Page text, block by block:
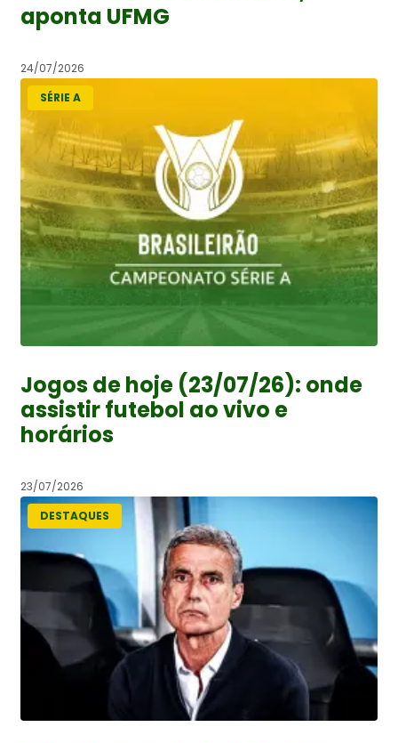
aponta UFMG
24/07/2026
SÉRIE A
Jogos de hoje (23/07/26): onde
assistir futebol ao vivo e
horários
23/07/2026
DESTAQUES